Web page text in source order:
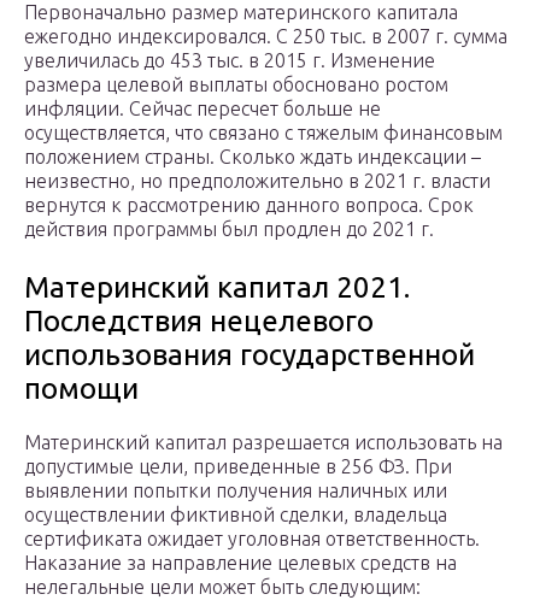
Первоначально размер материнского капитала
ежегодно индексировался. С 250 тыс. в 2007 г. сумма
увеличилась до 453 тыс. в 2015 г. Изменение
размера целевой выплаты обосновано ростом
инфляции. Сейчас пересчет больше не
осуществляется, что связано с тяжелым финансовым
положением страны. Сколько ждать индексации –
неизвестно, но предположительно в 2021 г. власти
вернутся к рассмотрению данного вопроса. Срок
действия программы был продлен до 2021 г.
Материнский капитал 2021.
Последствия нецелевого
использования государственной
помощи
Материнский капитал разрешается использовать на
допустимые цели, приведенные в 256 ФЗ. При
выявлении попытки получения наличных или
осуществлении фиктивной сделки, владельца
сертификата ожидает уголовная ответственность.
Наказание за направление целевых средств на
нелегальные цели может быть следующим: